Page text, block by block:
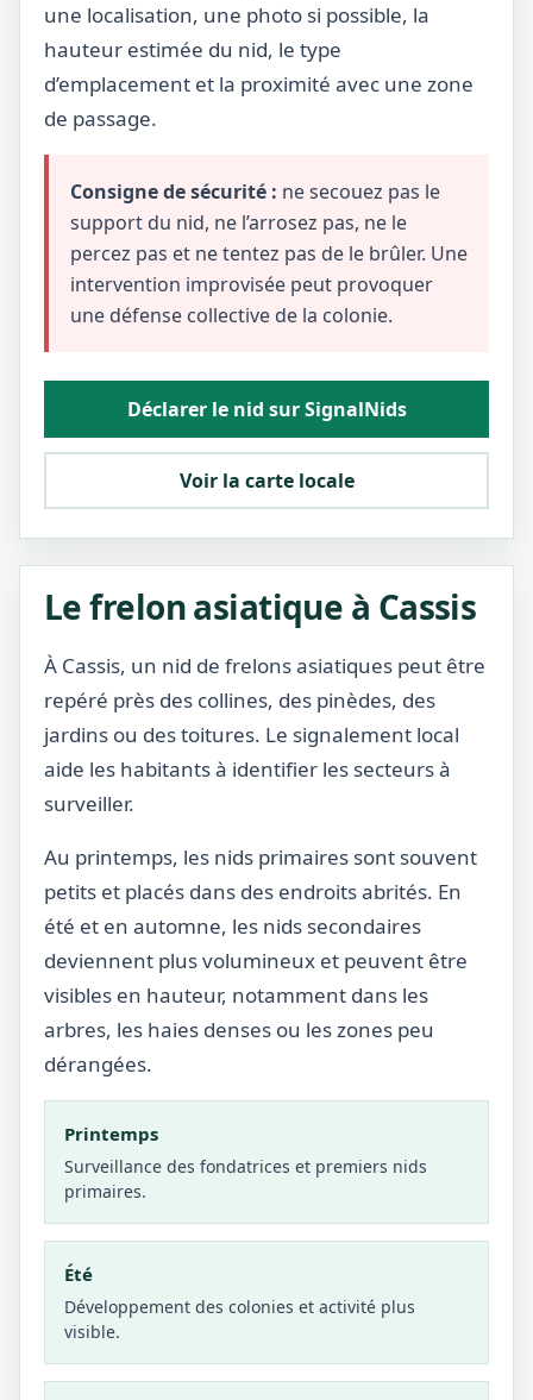
une localisation, une photo si possible, la
hauteur estimée du nid, le type
d’emplacement et la proximité avec une zone
de passage.
Consigne de sécurité : ne secouez pas le
support du nid, ne l’arrosez pas, ne le
percez pas et ne tentez pas de le brûler. Une
intervention improvisée peut provoquer
une défense collective de la colonie.
Déclarer le nid sur SignalNids
Voir la carte locale
Le frelon asiatique à Cassis
À Cassis, un nid de frelons asiatiques peut être
repéré près des collines, des pinèdes, des
jardins ou des toitures. Le signalement local
aide les habitants à identifier les secteurs à
surveiller.
Au printemps, les nids primaires sont souvent
petits et placés dans des endroits abrités. En
été et en automne, les nids secondaires
deviennent plus volumineux et peuvent être
visibles en hauteur, notamment dans les
arbres, les haies denses ou les zones peu
dérangées.
Printemps
Surveillance des fondatrices et premiers nids
primaires.
Été
Développement des colonies et activité plus
visible.